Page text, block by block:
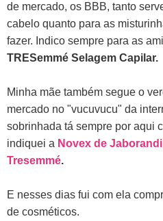
de mercado, os BBB, tanto
cabelo quanto para as
fazer. Indico sempre para as
TRESemmé Selagem Capilar.
Minha mãe também segue o
mercado no "vucuvucu" da
sobrinhada tá sempre por aqui
indiquei a Novex de Jaborandi
Tresemmé.
E nesses dias fui com ela
de cosméticos.